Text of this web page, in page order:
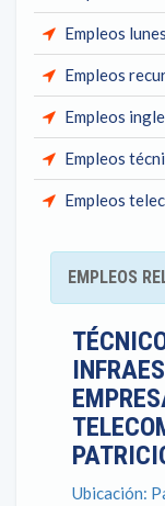
Empleos
Empleos
Empleos
Empleos
Empleos
EMPLEOS
Ubicación: